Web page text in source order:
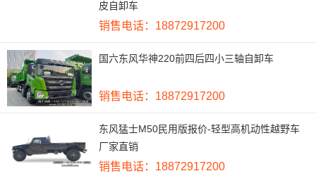
皮自卸车
销售电话：18872917200
国六东风华神220前四后四小三轴自卸车
销售电话：18872917200
东风猛士M50民用版报价-轻型高机动性越野车
厂家直销
销售电话：18872917200